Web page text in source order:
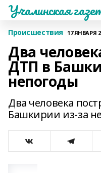
Учалинская
Происшествия 17 ЯНВАРЯ
Два
ДТП в
непогоды
Два человека
Башкирии из-за